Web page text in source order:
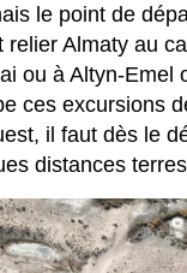
le point de
relier Almaty au
ou à Altyn-Emel
ces excursions
il faut dès le
distances